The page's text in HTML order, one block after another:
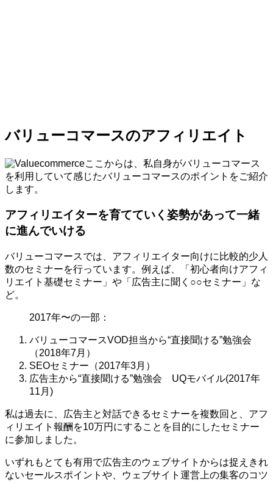
バリューコマースのアフィリエイト
ここからは、私自身がバリューコマース
を利用していて感じたバリューコマースのポイントをご紹介
します。
アフィリエイターを育てていく姿勢があって一緒
に進んでいける
バリューコマースでは、アフィリエイター向けに比較的少人
数のセミナーを行っています。例えば、「初心者向けアフィ
リエイト基礎セミナー」や「広告主に聞く○○セミナー」な
ど。
2017年〜の一部：
バリューコマースVOD担当から“直接聞ける”勉強会
（2018年7月）
SEOセミナー（2017年3月）
広告主から“直接聞ける”勉強会 UQモバイル(2017年
11月)
私は過去に、広告主と対話できるセミナーを複数回と、アフ
ィリエイト報酬を10万円にすることを目的にしたセミナー
に参加しました。
いずれもとても有用で広告主のウェブサイトからは捉えきれ
ないセールスポイントや、ウェブサイト運営上の集客のコツ